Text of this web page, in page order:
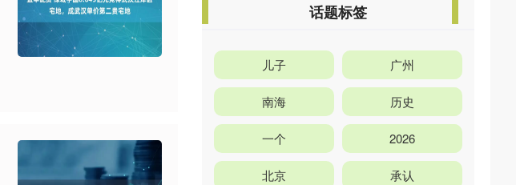
话题标签
儿子 广州
南海 历史
一个 2026
北京 承认